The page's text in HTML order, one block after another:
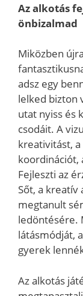
Az alkotás
önbizalmad
Miközben
adsz egy
lelked bizton
utat nyiss és
csodáit. A
kreativitást,
koordinációt,
Fejleszti az
Sőt, a kreatív
megtanult
ledöntésére.
látásmódját,
gyerek
Az alkotás